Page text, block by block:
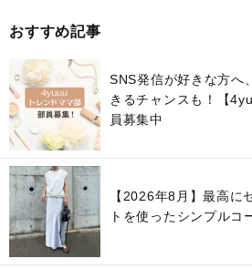
おすすめ記事
SNS発信が好きな方へ
きるチャンスも！【
員募集中
【2026年8月】最高
トを使ったシンプルコ